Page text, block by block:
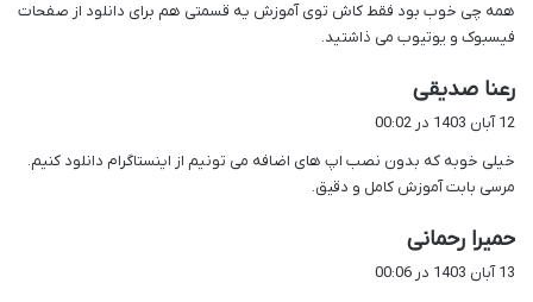
:
همه چی خوب بود فقط کاش توی آموزش یه قسمتی هم برای دانلود از صفحات
فیسبوک و یوتیوب می ذاشتید.
رعنا صدیقی
ف
:
12 آبان 1403 در 00:02
خیلی خوبه که بدون نصب اپ های اضافه می تونیم از اینستاگرام دانلود کنیم.
مرسی بابت آموزش کامل و دقیق.
حمیرا رحمانی
ف
13 آبان 1403 در 00:06